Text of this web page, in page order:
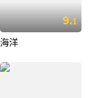
9.1
海洋